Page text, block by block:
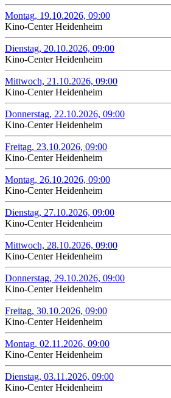
Montag, 19.10.2026, 09:00
Kino-Center Heidenheim
Dienstag, 20.10.2026, 09:00
Kino-Center Heidenheim
Mittwoch, 21.10.2026, 09:00
Kino-Center Heidenheim
Donnerstag, 22.10.2026, 09:00
Kino-Center Heidenheim
Freitag, 23.10.2026, 09:00
Kino-Center Heidenheim
Montag, 26.10.2026, 09:00
Kino-Center Heidenheim
Dienstag, 27.10.2026, 09:00
Kino-Center Heidenheim
Mittwoch, 28.10.2026, 09:00
Kino-Center Heidenheim
Donnerstag, 29.10.2026, 09:00
Kino-Center Heidenheim
Freitag, 30.10.2026, 09:00
Kino-Center Heidenheim
Montag, 02.11.2026, 09:00
Kino-Center Heidenheim
Dienstag, 03.11.2026, 09:00
Kino-Center Heidenheim